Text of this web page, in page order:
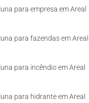
para empresa em Areal
para fazendas em Areal
para incêndio em Areal
para hidrante em Areal